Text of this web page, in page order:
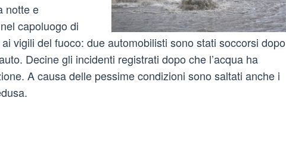
notte e
capoluogo di
vigili del fuoco: due automobilisti sono stati soccorsi dopo
Decine gli incidenti registrati dopo che l’acqua ha
A causa delle pessime condizioni sono saltati anche i